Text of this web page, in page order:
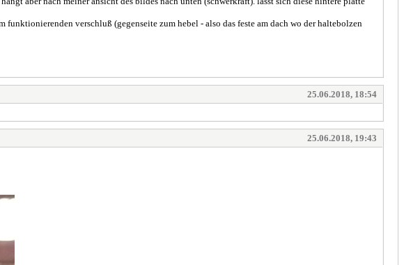
verschluß (gegenseite zum hebel - also das feste am dach wo der haltebolzen
25.06.2018, 18:54
25.06.2018, 19:43